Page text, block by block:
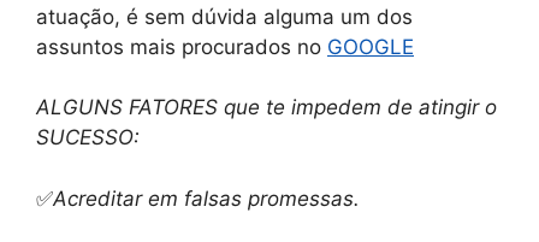
atuação, é sem dúvida alguma um dos
assuntos mais procurados no GOOGLE
ALGUNS FATORES que te impedem de atingir o
SUCESSO:
✅Acreditar em falsas promessas.